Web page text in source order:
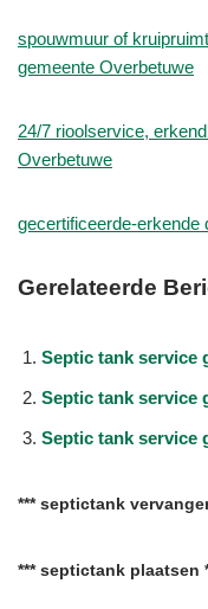
spouwmuur of
gemeente Overbetuwe
24/7 rioolservice,
Overbetuwe
gecertificeerde-
Gerelateerde
Septic tank service
Septic tank service
Septic tank service
*** septictank
*** septictank plaatsen